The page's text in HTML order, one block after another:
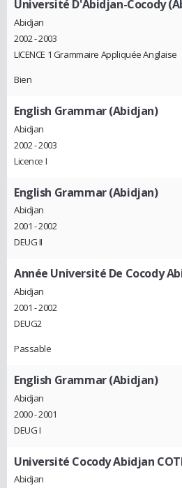
Université D'Abidjan-Cocody
Abidjan
2002 - 2003
LICENCE 1 Grammaire Appliquée Anglaise
Bien
English Grammar (Abidjan)
Abidjan
2002 - 2003
Licence I
English Grammar (Abidjan)
Abidjan
2001 - 2002
DEUG II
Année Université De Cocody
Abidjan
2001 - 2002
DEUG2
Passable
English Grammar (Abidjan)
Abidjan
2000 - 2001
DEUG I
Université Cocody Abidjan
Abidjan